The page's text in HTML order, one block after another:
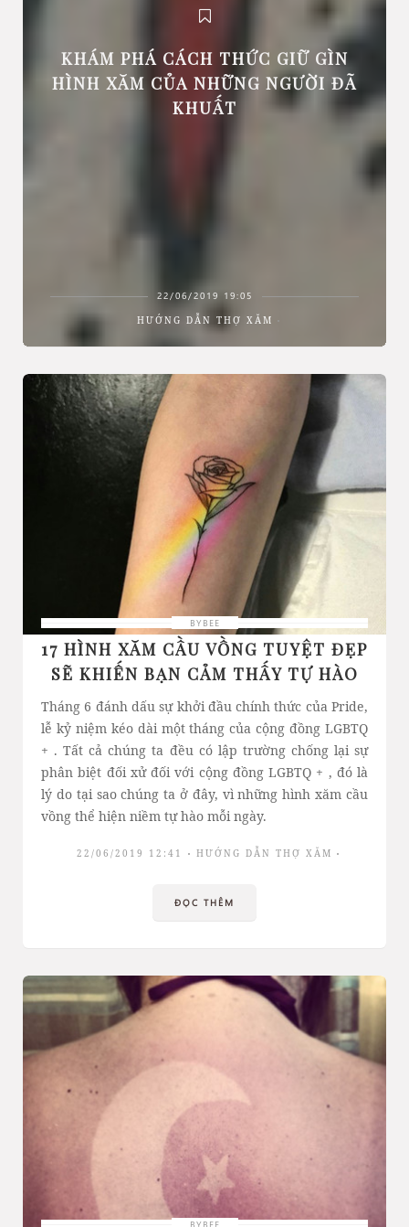
KHÁM PHÁ CÁCH THỨC GIỮ GÌN
HÌNH XĂM CỦA NHỮNG NGƯỜI ĐÃ
KHUẤT
22/06/2019 19:05
HƯỚNG DẪN THỢ XĂM
BYBEE
17 HÌNH XĂM CẦU VỒNG TUYỆT ĐẸP
SẼ KHIẾN BẠN CẢM THẤY TỰ HÀO
Tháng 6 đánh dấu sự khởi đầu chính thức của Pride,
lễ kỷ niệm kéo dài một tháng của cộng đồng LGBTQ
+ . Tất cả chúng ta đều có lập trường chống lại sự
phân biệt đối xử đối với cộng đồng LGBTQ + , đó là
lý do tại sao chúng ta ở đây, vì những hình xăm cầu
vồng thể hiện niềm tự hào mỗi ngày.
22/06/2019 12:41 HƯỚNG DẪN THỢ XĂM
ĐỌC THÊM
BYBEE